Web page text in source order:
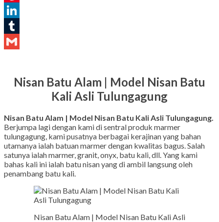
Pinterest
LinkedIn
Tumblr
Nisan Batu Alam | Model Nisan Batu
Kali Asli Tulungagung
Nisan Batu Alam | Model Nisan Batu Kali Asli Tulungagung.
Berjumpa lagi dengan kami di sentral produk marmer
tulungagung, kami pusatnya berbagai kerajinan yang bahan
utamanya ialah batuan marmer dengan kwalitas bagus. Salah
satunya ialah marmer, granit, onyx, batu kali, dll. Yang kami
bahas kali ini ialah batu nisan yang di ambil langsung oleh
penambang batu kali.
Nisan Batu Alam | Model Nisan Batu Kali Asli